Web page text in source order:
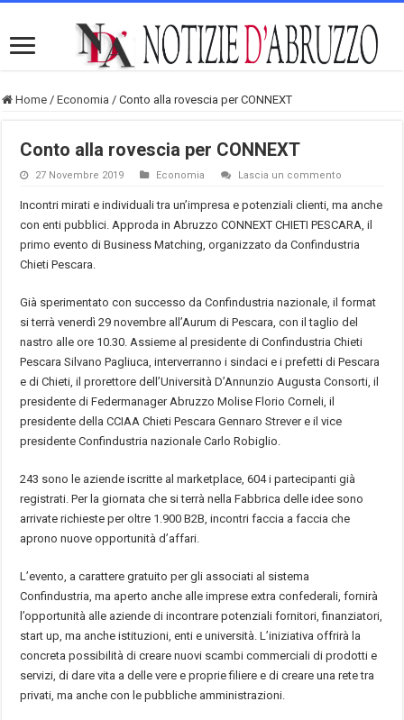
Home / Economia / Conto alla rovescia per CONNEXT
Conto alla rovescia per CONNEXT
27 Novembre 2019 Economia Lascia un commento
Incontri mirati e individuali tra un’impresa e potenziali clienti, ma anche
con enti pubblici. Approda in Abruzzo CONNEXT CHIETI PESCARA, il
primo evento di Business Matching, organizzato da Confindustria
Chieti Pescara.
Già sperimentato con successo da Confindustria nazionale, il format
si terrà venerdì 29 novembre all’Aurum di Pescara, con il taglio del
nastro alle ore 10.30. Assieme al presidente di Confindustria Chieti
Pescara Silvano Pagliuca, interverranno i sindaci e i prefetti di Pescara
e di Chieti, il prorettore dell’Università D’Annunzio Augusta Consorti, il
presidente di Federmanager Abruzzo Molise Florio Corneli, il
presidente della CCIAA Chieti Pescara Gennaro Strever e il vice
presidente Confindustria nazionale Carlo Robiglio.
243 sono le aziende iscritte al marketplace, 604 i partecipanti già
registrati. Per la giornata che si terrà nella Fabbrica delle idee sono
arrivate richieste per oltre 1.900 B2B, incontri faccia a faccia che
aprono nuove opportunità d’affari.
L’evento, a carattere gratuito per gli associati al sistema
Confindustria, ma aperto anche alle imprese extra confederali, fornirà
l’opportunità alle aziende di incontrare potenziali fornitori, finanziatori,
start up, ma anche istituzioni, enti e università. L’iniziativa offrirà la
concreta possibilità di creare nuovi scambi commerciali di prodotti e
servizi, di dare vita a delle vere e proprie filiere e di creare una rete tra
privati, ma anche con le pubbliche amministrazioni.